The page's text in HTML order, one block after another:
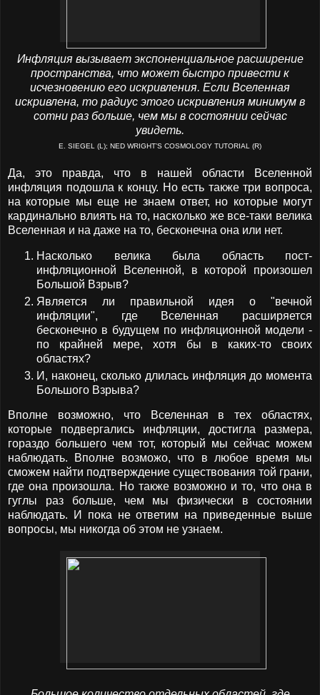
Инфляция вызывает экспоненциальное расширение
пространства, что может быстро привести к
исчезновению его искривления. Если Вселенная
искривлена, то радиус этого искривления минимум в
сотни раз больше, чем мы в состоянии сейчас
увидеть.
E. SIEGEL (L); NED WRIGHT’S COSMOLOGY TUTORIAL (R)
Да, это правда, что в нашей области Вселенной
инфляция подошла к концу. Но есть также три вопроса,
на которые мы еще не знаем ответ, но которые могут
кардинально влиять на то, насколько же все-таки велика
Вселенная и на даже на то, бесконечна она или нет.
Насколько велика была область пост-
инфляционной Вселенной, в которой произошел
Большой Взрыв?
Является ли правильной идея о "вечной
инфляции", где Вселенная расширяется
бесконечно в будущем по инфляционной модели -
по крайней мере, хотя бы в каких-то своих
областях?
И, наконец, сколько длилась инфляция до момента
Большого Взрыва?
Вполне возможно, что Вселенная в тех областях,
которые подвергались инфляции, достигла размера,
гораздо большего чем тот, который мы сейчас можем
наблюдать. Вполне возможо, что в любое время мы
сможем найти подтверждение существования той грани,
где она произошла. Но также возможно и то, что она в
гуглы раз больше, чем мы физически в состоянии
наблюдать. И пока не ответим на приведенные выше
вопросы, мы никогда об этом не узнаем.